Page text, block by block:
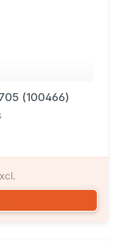
(100466)